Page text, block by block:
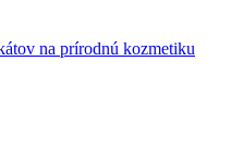
na prírodnú kozmetiku